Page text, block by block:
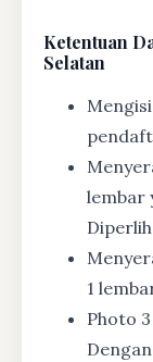
Ketentuan
Selatan
lembar
1
Photo 3